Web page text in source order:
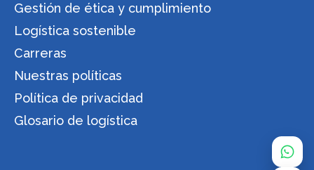
Gestión de ética y cumplimiento
Logística sostenible
Carreras
Nuestras políticas
Política de privacidad
Glosario de logística